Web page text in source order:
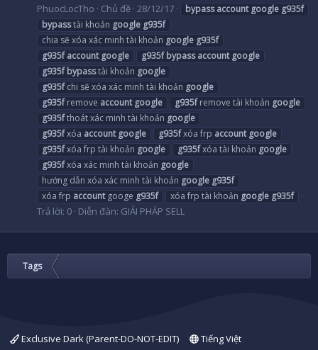
PhuocLocTho Chủ đề 28/12/17 bypass account google g935f
bypasstài khoản google g935f
chia sẽ xóa xác minh tài khoản google g935f
g935f account google g935f bypass account google
g935f bypasstài khoản google
g935fchi sẽ xóa xác minh tài khoản google
g935fremove account google g935fremove tài khoản google
g935fthoát xác minh tài khoản google
g935fxóa account google g935fxóa frp account google
g935fxóa frp tài khoản google g935fxóa tài khoản google
g935fxóa xác minh tài khoản google
hướng dẫn xóa xác minh tài khoản google g935f
xóa frp accountgooge g935f xóa frp tài khoản google g935f
Trả lời: 0 Diễn đàn: GIẢI PHÁP SELL
Tags
Exclusive Dark (Parent-DO-NOT-EDIT)
Tiếng Việt